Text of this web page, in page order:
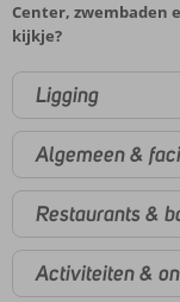
Center, zwembaden
kijkje?
Ligging
Algemeen &
Restaurants &
Activiteiten &